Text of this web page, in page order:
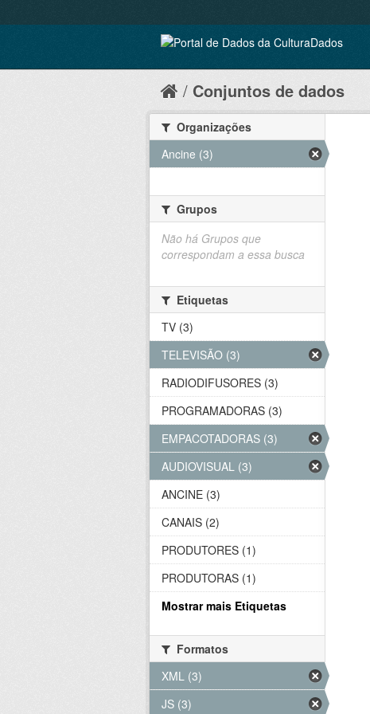
Conjuntos de dados
Organizações
Ancine (3)
Grupos
Não há Grupos que
correspondam a essa busca
Etiquetas
TV (3)
TELEVISÃO (3)
RADIODIFUSORES (3)
PROGRAMADORAS (3)
EMPACOTADORAS (3)
AUDIOVISUAL (3)
ANCINE (3)
CANAIS (2)
PRODUTORES (1)
PRODUTORAS (1)
Mostrar mais Etiquetas
Formatos
XML (3)
JS (3)